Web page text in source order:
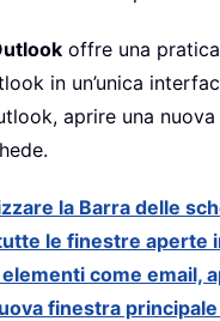
offre una
in un’unica
aprire una
la Barra delle
le finestre aperte
come email,
finestra